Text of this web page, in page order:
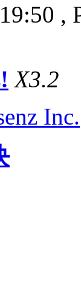
,
X3.2
Inc.